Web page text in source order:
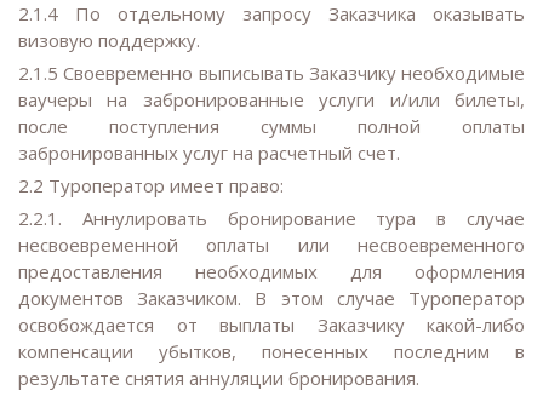
2.1.4 По отдельному запросу Заказчика оказывать
визовую поддержку.
2.1.5 Своевременно выписывать Заказчику необходимые
ваучеры на забронированные услуги и/или билеты,
после поступления суммы полной оплаты
забронированных услуг на расчетный счет.
2.2 Туроператор имеет право:
2.2.1. Аннулировать бронирование тура в случае
несвоевременной оплаты или несвоевременного
предоставления необходимых для оформления
документов Заказчиком. В этом случае Туроператор
освобождается от выплаты Заказчику какой-либо
компенсации убытков, понесенных последним в
результате снятия аннуляции бронирования.